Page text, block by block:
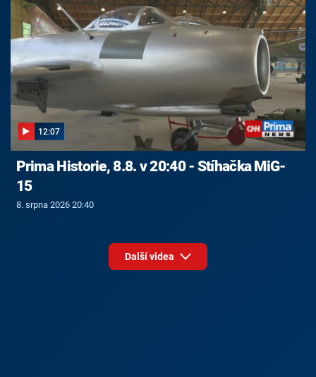
12:07
Prima Historie, 8.8. v 20:40 - Stíhačka MiG-
15
8. srpna 2026 20:40
Další videa